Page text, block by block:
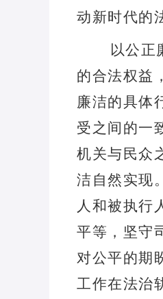
动新时代的
以公正
的合法权益
廉洁的具体
受之间的一
机关与民众
洁自然实现
人和被执行
平等，坚守
对公平的期
工作在法治